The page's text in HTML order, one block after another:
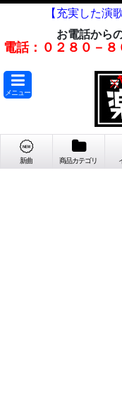
【充実した演
お電話から
電話：０２８０－
メニュー
新曲 商品カテゴリ